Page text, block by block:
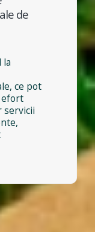
de
la
ce pot
servicii